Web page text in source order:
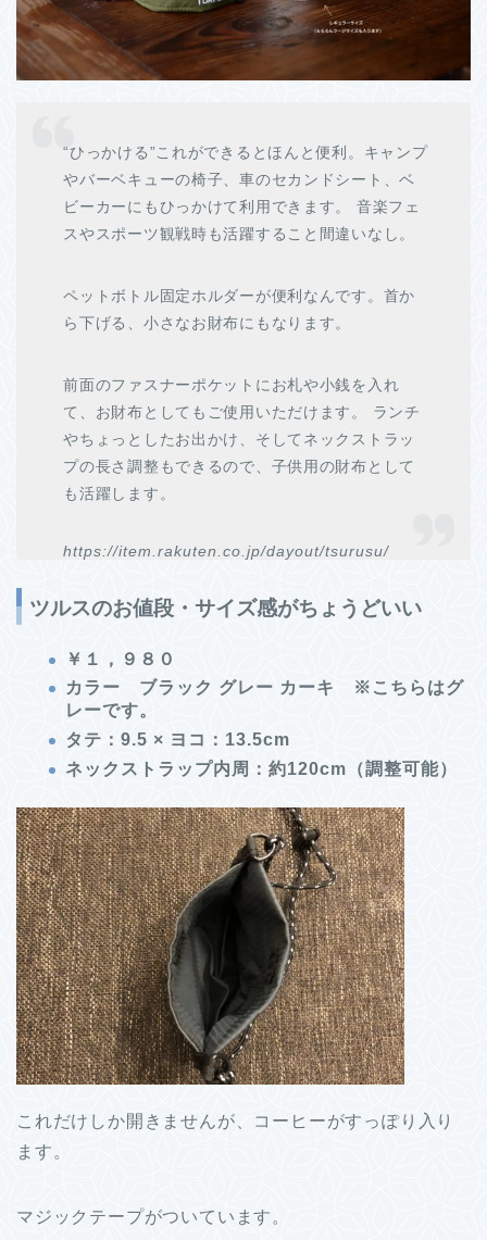
“ひっかける”これができるとほんと便利。キャンプ
やバーベキューの椅子、車のセカンドシート、ベ
ビーカーにもひっかけて利用できます。 音楽フェ
スやスポーツ観戦時も活躍すること間違いなし。
ペットボトル固定ホルダーが便利なんです。首か
ら下げる、小さなお財布にもなります。
前面のファスナーポケットにお札や小銭を入れ
て、お財布としてもご使用いただけます。 ランチ
やちょっとしたお出かけ、そしてネックストラッ
プの長さ調整もできるので、子供用の財布として
も活躍します。
https://item.rakuten.co.jp/dayout/tsurusu/
ツルスのお値段・サイズ感がちょうどいい
￥１，９８０
カラー ブラック グレー カーキ ※こちらはグ
レーです。
タテ：9.5 × ヨコ：13.5cm
ネックストラップ内周：約120cm（調整可能）
これだけしか開きませんが、コーヒーがすっぽり入り
ます。
マジックテープがついています。